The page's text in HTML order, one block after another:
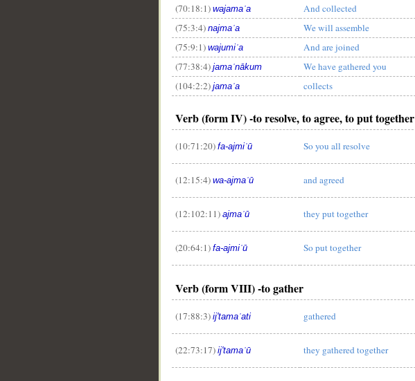
(70:18:1) wajamaʿa And collected
(75:3:4) najmaʿa We will assemble
(75:9:1) wajumiʿa And are joined
(77:38:4) jamaʿnākum We have gathered you
(104:2:2) jamaʿa collects
Verb (form IV) -to resolve, to agree, to put together
(10:71:20) fa-ajmiʿū So you all resolve
(12:15:4) wa-ajmaʿū and agreed
(12:102:11) ajmaʿū they put together
(20:64:1) fa-ajmiʿū So put together
Verb (form VIII) -to gather
(17:88:3) ij'tamaʿati gathered
(22:73:17) ij'tamaʿū they gathered together